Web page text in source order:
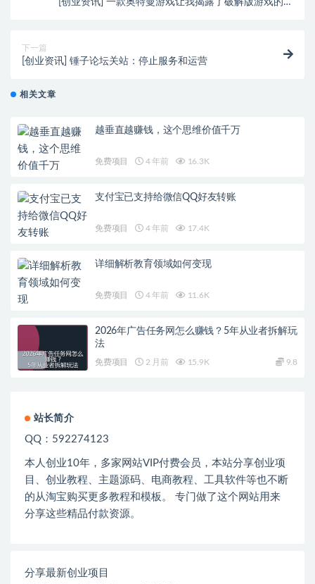
[创业资讯] 一款奥特曼游戏让我揭露了破解版游戏的套
下一篇
[创业资讯] 锤子论坛关站：停止服务和运营
相关文章
越垂直越赚钱，这个思维价值千万
免费项目 4 年前 16.3K
支付宝已支持给微信QQ好友转账
免费项目 4 年前 17.4K
详细解析教育领域如何变现
免费项目 4 年前 11.6K
2026年广告任务网怎么赚钱？5年从业者拆解玩
法
免费项目 2 月前 15.9K 9.8
站长简介
QQ：592274123
本人创业10年，多家网站VIP付费会员，本站分享创业项
目、创业教程、主题源码、电商教程、工具软件等也不断
的从淘宝购买更多教程和模板。 专门做了这个网站用来
分享这些精品付款资源。
分享最新创业项目